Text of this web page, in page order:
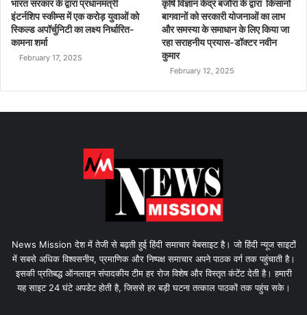
भारत सरकार के द्वारा प्रधानमंत्री
इंटर्नशिप स्कीम्स में एक करोड़ युवाओं को
स्किल्ड अपॉर्चुनिटी का लक्ष्य निर्धारित-
कामना शर्मा
February 17, 2025
कृषि विज्ञान केंद्र बजौरा के द्वारा किसानों
बागवानों को सरकारी योजनाओं का लाभ
और समस्या के समाधान के लिए किया जा
रहा सराहनीय प्रयास-डॉक्टर नवीन
कुमार
February 12, 2025
News Mission देश में तेजी से बढ़ती हुई हिंदी समाचार वेबसाइट है। जो हिंदी न्यूज साइटों
में सबसे अधिक विश्वसनीय, प्रमाणिक और निष्पक्ष समाचार अपने पाठक वर्ग तक पहुंचाती है।
इसकी प्रतिबद्ध ऑनलाइन संपादकीय टीम हर रोज विशेष और विस्तृत कंटेंट देती है। हमारी
यह साइट 24 घंटे अपडेट होती है, जिससे हर बड़ी घटना तत्काल पाठकों तक पहुंच सके।